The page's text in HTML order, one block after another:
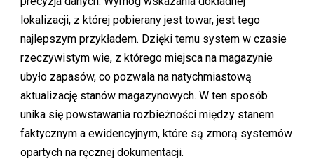
lokalizacji, z której pobierany jest towar, jest tego
najlepszym przykładem. Dzięki temu system w czasie
rzeczywistym wie, z którego miejsca na magazynie
ubyło zapasów, co pozwala na natychmiastową
aktualizację stanów magazynowych. W ten sposób
unika się powstawania rozbieżności między stanem
faktycznym a ewidencyjnym, które są zmorą systemów
opartych na ręcznej dokumentacji.